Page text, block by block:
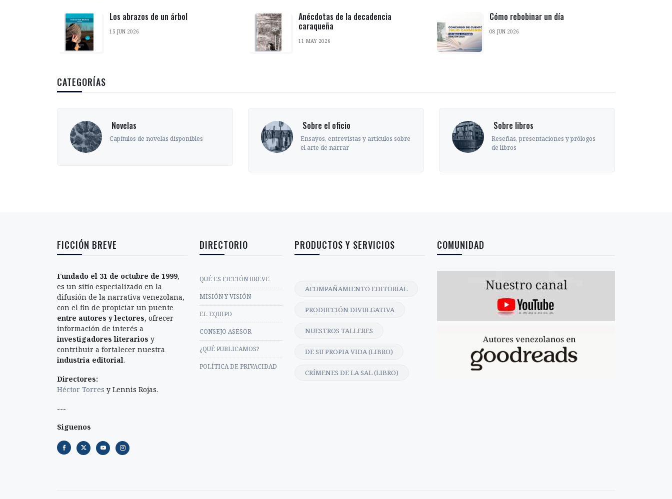
Los abrazos de un árbol
15 JUN 2026
Anécdotas de la decadencia
caraqueña
11 MAY 2026
Cómo rebobinar un día
08 JUN 2026
CATEGORÍAS
‎ Novelas
Capítulos de novelas disponibles
‎ Sobre el oficio
Ensayos, entrevistas y artículos sobre
el arte de narrar
‎ Sobre libros
Reseñas, presentaciones y prólogos
de libros
FICCIÓN BREVE
Fundado el 31 de octubre de 1999,
es un sitio especializado en la
difusión de la narrativa venezolana,
con el fin de propiciar un puente
entre autores y lectores, ofrecer
información de interés a
investigadores literarios y
contribuir a fortalecer nuestra
industria editorial.
Directores:
Héctor Torres y Lennis Rojas.
---
Siguenos
DIRECTORIO
QUÉ ES FICCIÓN BREVE
MISIÓN Y VISIÓN
EL EQUIPO
CONSEJO ASESOR
¿QUÉ PUBLICAMOS?
POLÍTICA DE PRIVACIDAD
PRODUCTOS Y SERVICIOS
ACOMPAÑAMIENTO EDITORIAL
PRODUCCIÓN DIVULGATIVA
NUESTROS TALLERES
DE SU PROPIA VIDA (LIBRO)
CRÍMENES DE LA SAL (LIBRO)
COMUNIDAD